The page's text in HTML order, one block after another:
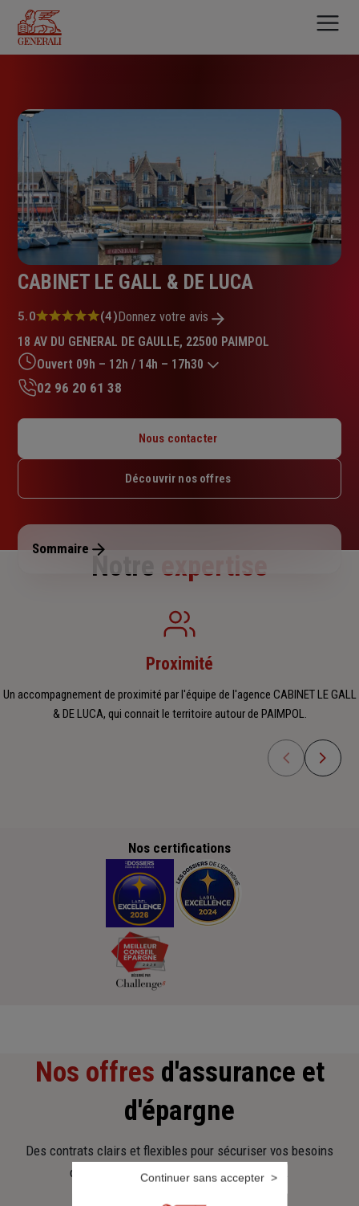
contenu
principal
CABINET LE GALL & DE LUCA
Note
5.0
sur
5
étoiles
5.0 (4)Donnez votre avis
18 AV DU GENERAL DE GAULLE, 22500 PAIMPOL
Ouvert 09h – 12h / 14h – 17h30
Mardi : 09h – 12h / 14h – 17h30
Jeudi : 09h – 12h / 14h – 17h30
Dimanche : Fermé
02 96 20 61 38
Nous contacter
Découvrir nos offres
Sommaire
Notre expertise
Proximité
Un accompagnement de proximité par l'équipe de l'agence CABINET LE GALL
& DE LUCA, qui connait le territoire autour de PAIMPOL.
Nos certifications
Nos offres d'assurance et
d'épargne
Des contrats clairs et flexibles pour sécuriser vos besoins
d’aujourd’hui et anticiper ceux de demain.
Continuer sans accepter